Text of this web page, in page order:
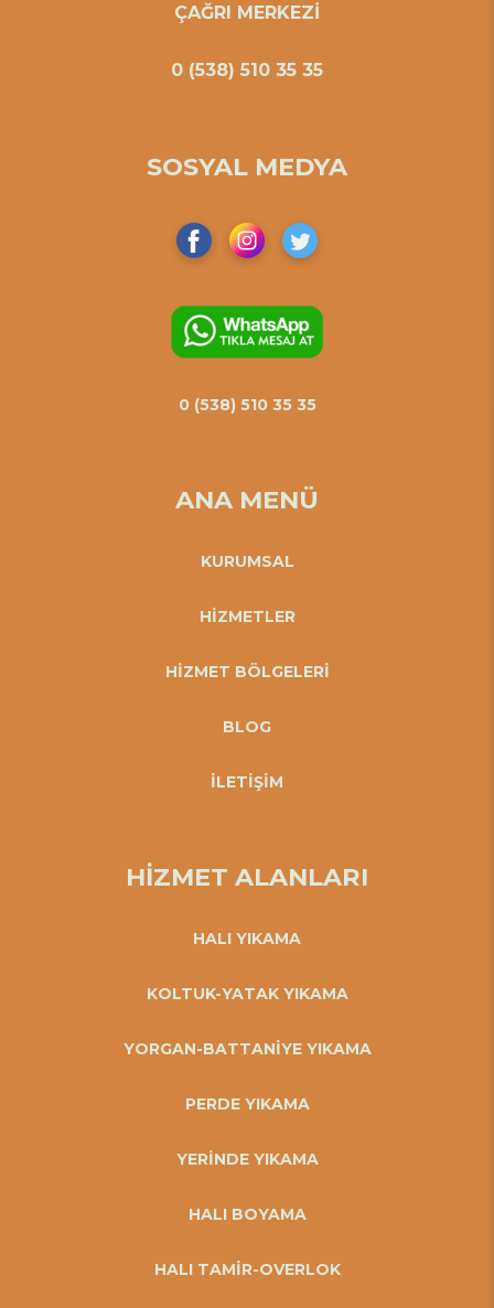
ÇAĞRI MERKEZİ
0 (538) 510 35 35
SOSYAL MEDYA
0 (538) 510 35 35
ANA MENÜ
KURUMSAL
HİZMETLER
HİZMET BÖLGELERİ
BLOG
İLETİŞİM
HİZMET ALANLARI
HALI YIKAMA
KOLTUK-YATAK YIKAMA
YORGAN-BATTANİYE YIKAMA
PERDE YIKAMA
YERİNDE YIKAMA
HALI BOYAMA
HALI TAMİR-OVERLOK